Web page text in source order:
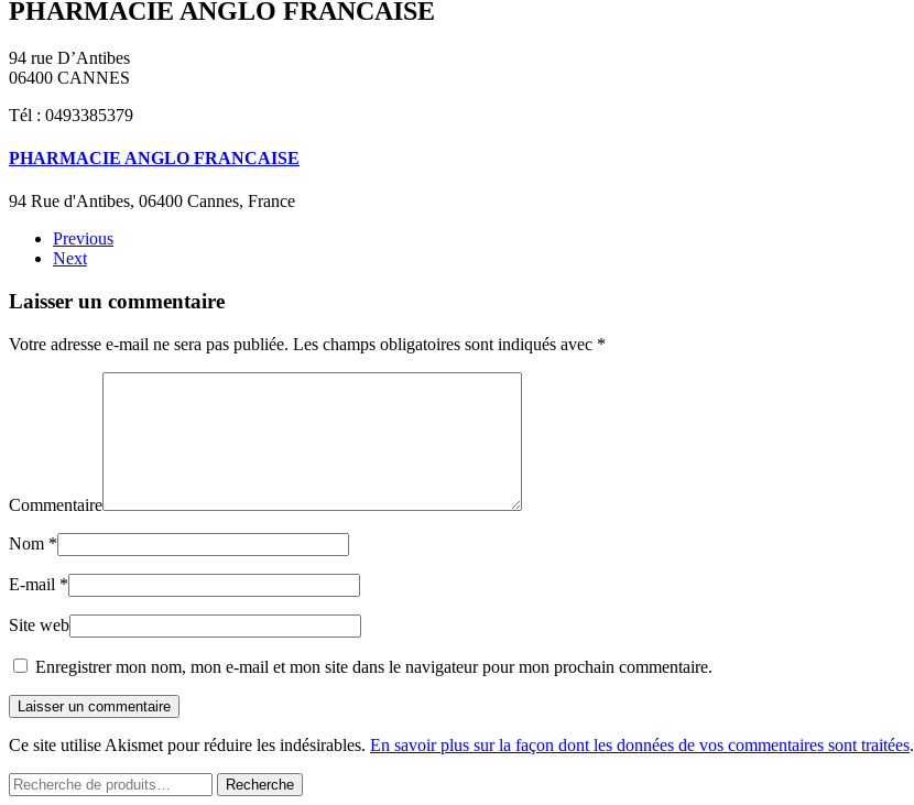
PHARMACIE ANGLO FRANCAISE
94 rue D’Antibes
06400 CANNES
Tél : 0493385379
PHARMACIE ANGLO FRANCAISE
94 Rue d'Antibes, 06400 Cannes, France
Previous
Next
Laisser un commentaire
Votre adresse e-mail ne sera pas publiée. Les champs obligatoires sont indiqués avec *
Commentaire
Nom *
E-mail *
Site web
Enregistrer mon nom, mon e-mail et mon site dans le navigateur pour mon prochain commentaire.
Laisser un commentaire
Ce site utilise Akismet pour réduire les indésirables. En savoir plus sur la façon dont les données de vos commentaires sont traitées.
Recherche
pour :
Recherche